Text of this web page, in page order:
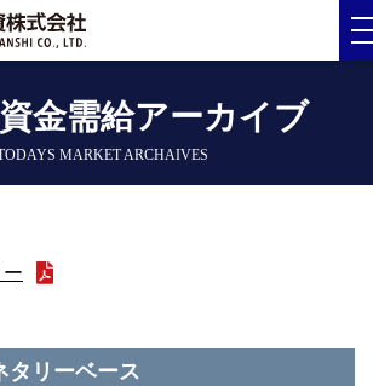
金需給アーカイブ
MARKET ARCHAIVES
タリーベース